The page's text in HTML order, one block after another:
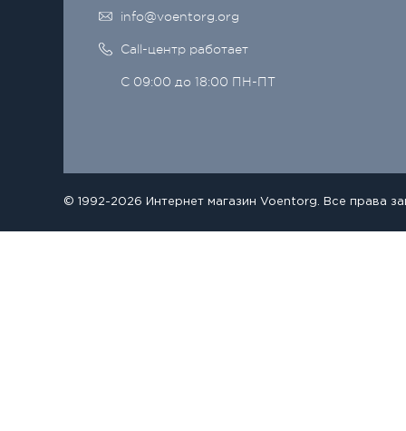
info@voentorg.org
Call-центр работает
С 09:00 до 18:00 ПН-ПТ
© 1992-2026 Интернет магазин Voentorg. Все права